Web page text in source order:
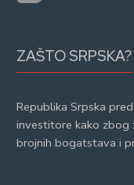
ZAŠTO SRPSKA?
Republika Srpska
investitore kako zbog
brojnih bogatstava i